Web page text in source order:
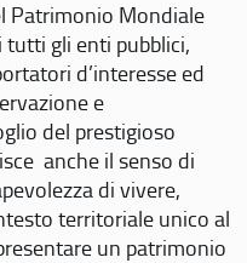
Patrimonio Mondiale
tutti gli enti pubblici,
d’interesse ed
e
del prestigioso
anche il senso di
di vivere,
territoriale unico al
un patrimonio